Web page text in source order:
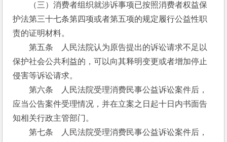
（三）消费者组织就涉诉事项已按照消费者权益保
护法第三十七条第四项或者第五项的规定履行公益性职
责的证明材料。
第五条　人民法院认为原告提出的诉讼请求不足以
保护社会公共利益的，可以向其释明变更或者增加停止
侵害等诉讼请求。
第六条　人民法院受理消费民事公益诉讼案件后，
应当公告案件受理情况，并在立案之日起十日内书面告
知相关行政主管部门。
第七条　人民法院受理消费民事公益诉讼案件后，